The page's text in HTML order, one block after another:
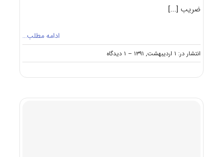
ضریب[...]
ادامه مطلب…
انتشار در: ۱ اردیبهشت, ۱۳۹۱ -- ۱ دیدگاه
on
ضرایب
کارآفرینی